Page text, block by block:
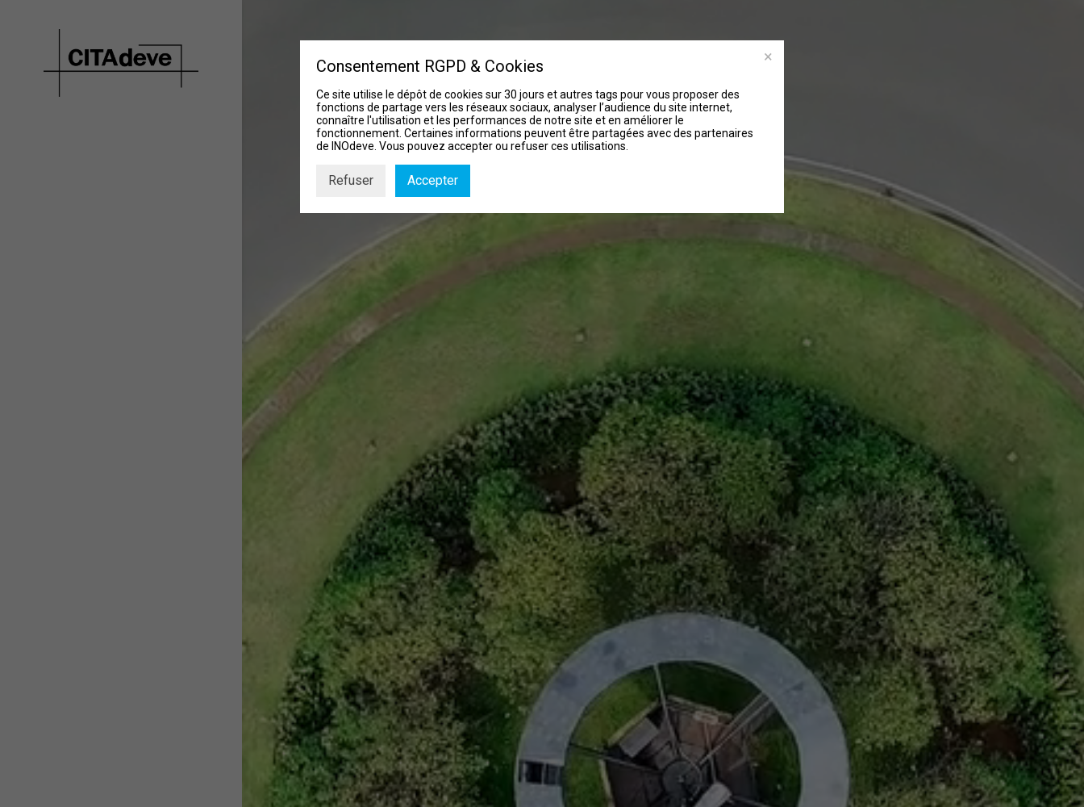
Consentement RGPD & Cookies
Ce site utilise le dépôt de cookies sur 30 jours et autres tags pour vous proposer des
fonctions de partage vers les réseaux sociaux, analyser l’audience du site internet,
connaître l'utilisation et les performances de notre site et en améliorer le
fonctionnement. Certaines informations peuvent être partagées avec des partenaires
de INOdeve. Vous pouvez accepter ou refuser ces utilisations.
Refuser Accepter